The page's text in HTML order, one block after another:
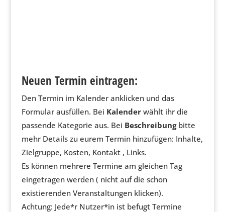
Neuen Termin eintragen:
Den Termin im Kalender anklicken und das
Formular ausfüllen. Bei Kalenderwählt ihr die
passende Kategorie aus. Bei Beschreibung bitte
mehr Details zu eurem Termin hinzufügen: Inhalte,
Zielgruppe, Kosten, Kontakt , Links.
Es können mehrere Termine am gleichen Tag
eingetragen werden ( nicht auf die schon
existierenden Veranstaltungen klicken).
Achtung: Jede*r Nutzer*in ist befugt Termine